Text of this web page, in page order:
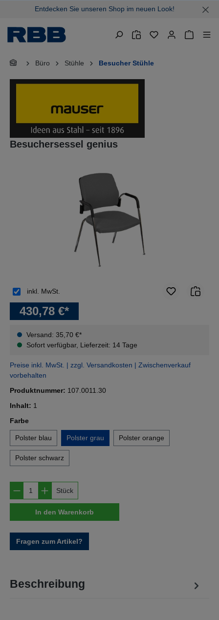
springenEntdecken Sie unseren Shop im neuen Look!
Büro Stühle Besucher Stühle
Besuchersessel genius
430,78 €*
Versand: 35,70 €*
Sofort verfügbar, Lieferzeit: 14 Tage
inkl. MwSt.
Preise inkl. MwSt. | zzgl. Versandkosten | Zwischenverkauf
vorbehalten
Produktnummer: 107.0011.30
Inhalt: 1
Farbeauswählen
Polster blau Polster grau Polster orange
Polster schwarz
Produkt Anzahl: Gib den gewünschten
Stück
In den Warenkorb
Fragen zum Artikel?
Beschreibung